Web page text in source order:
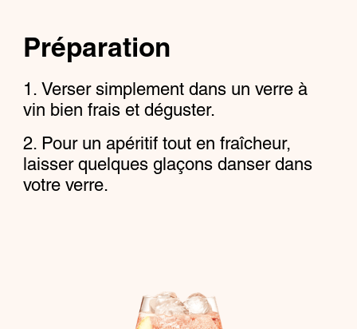
Préparation
Verser simplement dans un verre à
vin bien frais et déguster.
Pour un apéritif tout en fraîcheur,
laisser quelques glaçons danser dans
votre verre.